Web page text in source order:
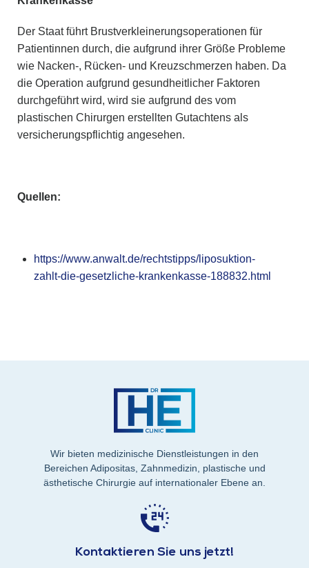
Der Staat führt Brustverkleinerungsoperationen für
Patientinnen durch, die aufgrund ihrer Größe Probleme
wie Nacken-, Rücken- und Kreuzschmerzen haben. Da
die Operation aufgrund gesundheitlicher Faktoren
durchgeführt wird, wird sie aufgrund des vom
plastischen Chirurgen erstellten Gutachtens als
versicherungspflichtig angesehen.
Quellen:
https://www.anwalt.de/rechtstipps/liposuktion-
zahlt-die-gesetzliche-krankenkasse-188832.html
Wir bieten medizinische Dienstleistungen in den
Bereichen Adipositas, Zahnmedizin, plastische und
ästhetische Chirurgie auf internationaler Ebene an.
Kontaktieren Sie uns jetzt!